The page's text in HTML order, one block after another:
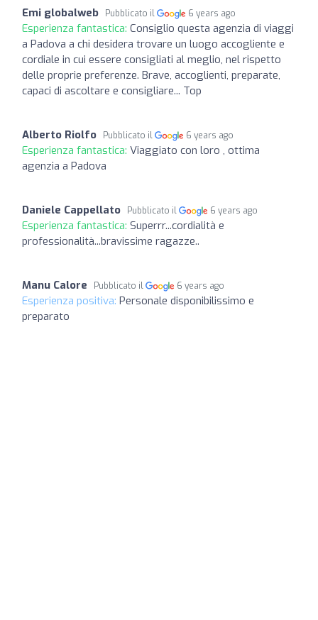
Emi globalweb Pubblicato il 6 years ago
Esperienza fantastica: Consiglio questa agenzia di viaggi
a Padova a chi desidera trovare un luogo accogliente e
cordiale in cui essere consigliati al meglio, nel rispetto
delle proprie preferenze. Brave, accoglienti, preparate,
capaci di ascoltare e consigliare... Top
Alberto Riolfo Pubblicato il 6 years ago
Esperienza fantastica: Viaggiato con loro , ottima
agenzia a Padova
Daniele Cappellato Pubblicato il 6 years ago
Esperienza fantastica: Superrr...cordialità e
professionalità...bravissime ragazze..
Manu Calore Pubblicato il 6 years ago
Esperienza positiva: Personale disponibilissimo e
preparato